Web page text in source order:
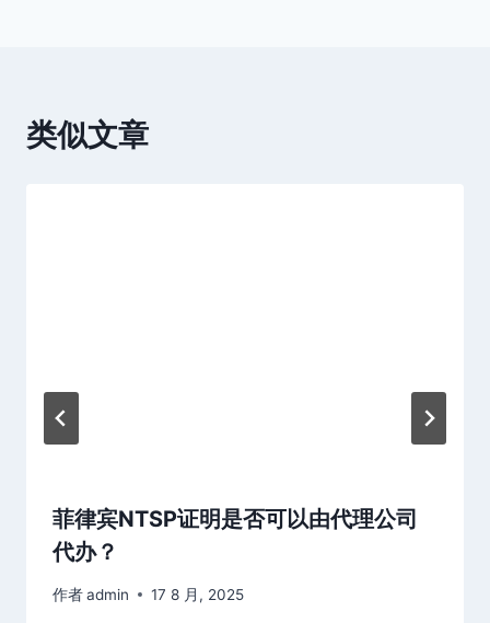
类似文章
菲律宾NTSP证明是否可以由代理公司
代办？
作者admin 17 8 月, 2025